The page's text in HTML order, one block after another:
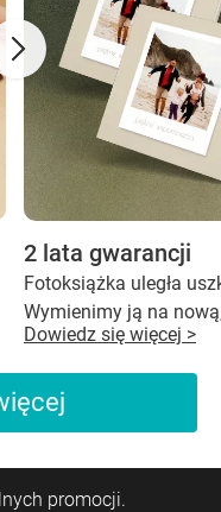
2 lata gwarancji
Fotoksiążka uległa
Wymienimy ją na
Dowiedz się więcej >
promocji.